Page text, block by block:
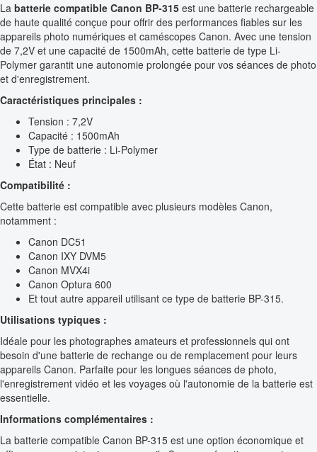
La batterie compatible Canon BP-315 est une batterie rechargeable
de haute qualité conçue pour offrir des performances fiables sur les
appareils photo numériques et caméscopes Canon. Avec une tension
de 7,2V et une capacité de 1500mAh, cette batterie de type Li-
Polymer garantit une autonomie prolongée pour vos séances de photo
et d'enregistrement.
Caractéristiques principales :
Tension : 7,2V
Capacité : 1500mAh
Type de batterie : Li-Polymer
État : Neuf
Compatibilité :
Cette batterie est compatible avec plusieurs modèles Canon,
notamment :
Canon DC51
Canon IXY DVM5
Canon MVX4i
Canon Optura 600
Et tout autre appareil utilisant ce type de batterie BP-315.
Utilisations typiques :
Idéale pour les photographes amateurs et professionnels qui ont
besoin d'une batterie de rechange ou de remplacement pour leurs
appareils Canon. Parfaite pour les longues séances de photo,
l'enregistrement vidéo et les voyages où l'autonomie de la batterie est
essentielle.
Informations complémentaires :
La batterie compatible Canon BP-315 est une option économique et